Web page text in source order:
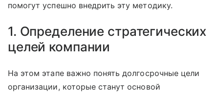
помогут успешно внедрить эту методику.
1. Определение стратегических
целей компании
На этом этапе важно понять долгосрочные цели
организации, которые станут основой